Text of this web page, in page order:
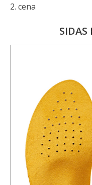
2. cena
SIDAS